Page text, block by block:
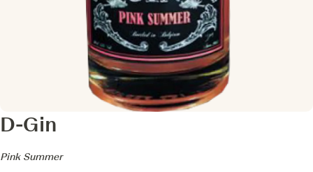
D-Gin
-
Pink Summer